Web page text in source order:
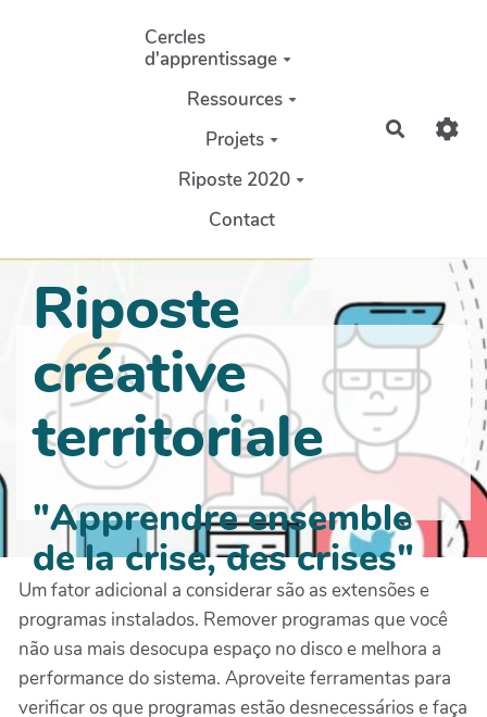
Aller au contenu principal
Cercles
d'apprentissage
Ressources
Projets
Riposte 2020
Contact
Riposte
créative
territoriale
"Apprendre ensemble
de la crise, des crises"
Um fator adicional a considerar são as extensões e
programas instalados. Remover programas que você
não usa mais desocupa espaço no disco e melhora a
performance do sistema. Aproveite ferramentas para
verificar os que programas estão desnecessários e faça